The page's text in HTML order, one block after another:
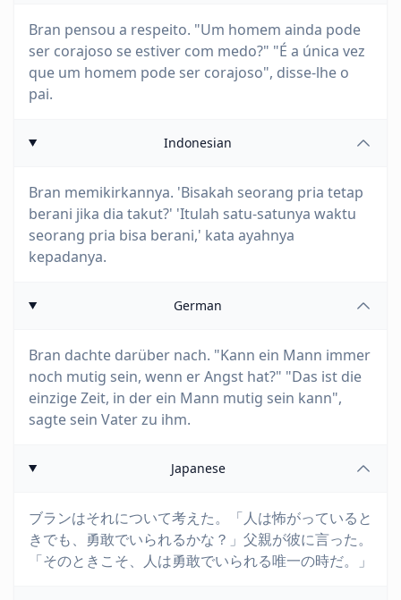
Bran pensou a respeito. "Um homem ainda pode
ser corajoso se estiver com medo?" "É a única vez
que um homem pode ser corajoso", disse-lhe o
pai.
Indonesian
Bran memikirkannya. 'Bisakah seorang pria tetap
berani jika dia takut?' 'Itulah satu-satunya waktu
seorang pria bisa berani,' kata ayahnya
kepadanya.
German
Bran dachte darüber nach. "Kann ein Mann immer
noch mutig sein, wenn er Angst hat?" "Das ist die
einzige Zeit, in der ein Mann mutig sein kann",
sagte sein Vater zu ihm.
Japanese
ブランはそれについて考えた。「人は怖がっていると
きでも、勇敢でいられるかな？」父親が彼に言った。
「そのときこそ、人は勇敢でいられる唯一の時だ。」